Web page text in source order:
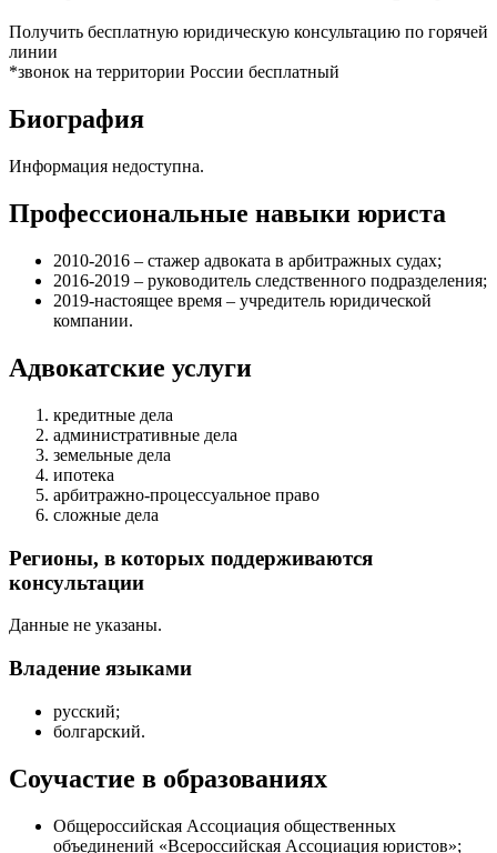
Получить бесплатную юридическую консультацию по горячей
линии
*звонок на территории России бесплатный
Биография
Информация недоступна.
Профессиональные навыки юриста
2010-2016 – стажер адвоката в арбитражных судах;
2016-2019 – руководитель следственного подразделения;
2019-настоящее время – учредитель юридической
компании.
Адвокатские услуги
кредитные дела
административные дела
земельные дела
ипотека
арбитражно-процессуальное право
сложные дела
Регионы, в которых поддерживаются
консультации
Данные не указаны.
Владение языками
русский;
болгарский.
Соучастие в образованиях
Общероссийская Ассоциация общественных
объединений «Всероссийская Ассоциация юристов»;